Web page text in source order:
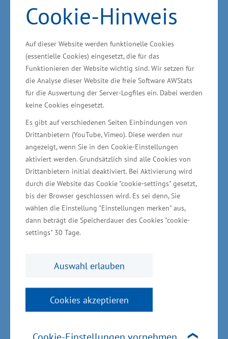
Cookie-Hinweis
Auf dieser Website werden funktionelle Cookies
(essentielle Cookies) eingesetzt, die für das
Funktionieren der Website wichtig sind. Wir setzen für
die Analyse dieser Website die freie Software AWStats
für die Auswertung der Server-Logfiles ein. Dabei werden
keine Cookies eingesetzt.
Es gibt auf verschiedenen Seiten Einbindungen von
Drittanbietern (YouTube, Vimeo). Diese werden nur
angezeigt, wenn Sie in den Cookie-Einstellungen
aktiviert werden. Grundsätzlich sind alle Cookies von
Drittanbietern initial deaktiviert. Bei Aktivierung wird
durch die Website das Cookie "cookie-settings" gesetzt,
bis der Browser geschlossen wird. Es sei denn, Sie
wählen die Einstellung "Einstellungen merken" aus,
dann beträgt die Speicherdauer des Cookies "cookie-
settings" 30 Tage.
Auswahl erlauben
Cookies akzeptieren
Unternehmen wurde im Jahr 1990 von Manfred
Komesker unter dem Namen
"Einzelunternehmen Komesker" gegründet.
Heute arbeiten 118 Mitarbeiter aus den
verschiedensten Gewerken in dem
Unternehmen.
Handwerksunternehmen mit sechs
Geschäftsfeldern
Die Firma "Komesker" gliedert sich in die
Komesker Haus- und Umwelttechnik GmbH und
die Komesker Anlagenbau GmbH auf. Der
Hauptsitz des gesamten Unternehmens in
großen Areal mit Büros, Lager, Werkstätten,
Maschinenpark. Das Leistungsspektrum der
beiden Unternehmen umfasst sechs